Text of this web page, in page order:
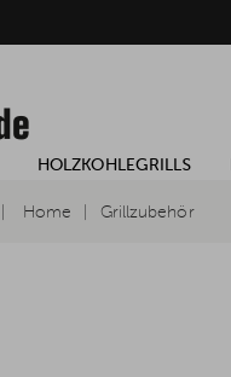
HOLZKOHLEGRILLS
Home Grillzubehör